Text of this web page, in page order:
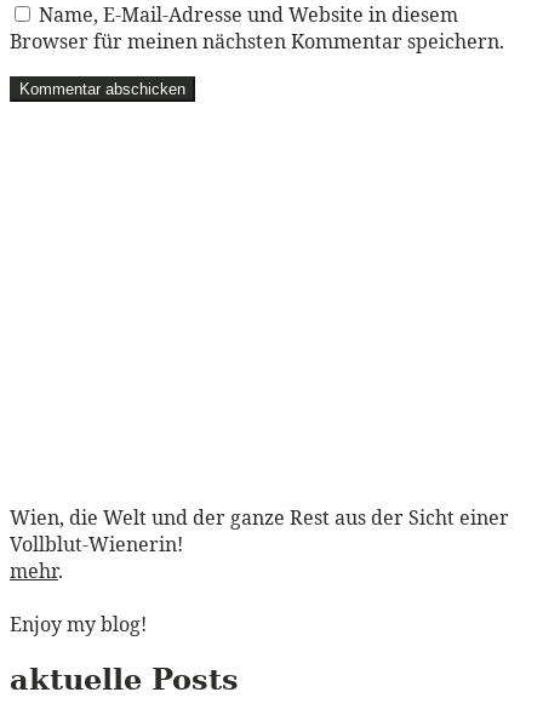
Name, E-Mail-Adresse und Website in diesem
Browser für meinen nächsten Kommentar speichern.
Wien, die Welt und der ganze Rest aus der Sicht einer
Vollblut-Wienerin!
mehr.
Enjoy my blog!
aktuelle Posts